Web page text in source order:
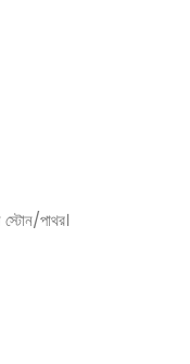
স্টোন/পাথর।